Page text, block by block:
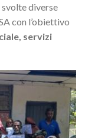
svolte diverse
con l’obiettivo
servizi